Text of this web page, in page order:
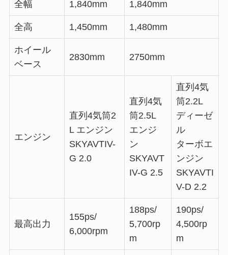
全幅 1,840mm 1,840mm
全高 1,450mm 1,480mm
ホイール
ベース
2830mm 2750mm
エンジン
直列4気筒2
L エンジン
SKYAVTIV-
G 2.0
直列4気
筒2.5L
エンジ
ン
SKYAVT
IV-G 2.5
直列4気
筒2.2L
ディーゼ
ル
ターボエ
ンジン
SKYAVTI
V-D 2.2
最高出力
155ps/
6,000rpm
188ps/
5,700rp
m
190ps/
4,500rp
m